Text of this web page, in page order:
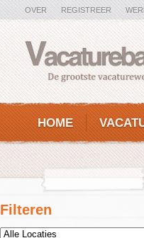
OVER REGISTREER
HOME
Filteren